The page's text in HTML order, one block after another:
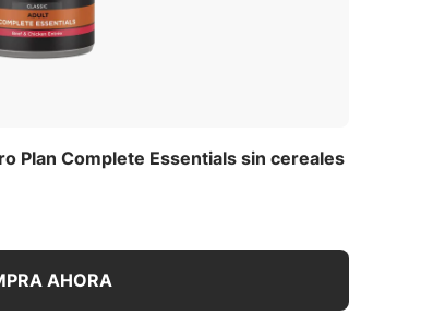
Plan Complete Essentials sin cereales
AHORA